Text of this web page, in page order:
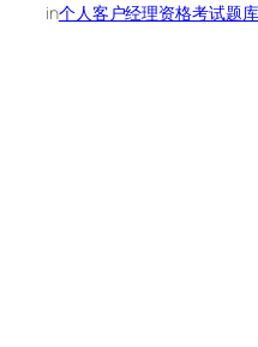
in个人客户经理资格考试题库